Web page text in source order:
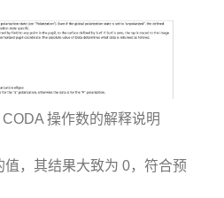
操作数的解释说明
值，其结果大致为 0，符合预